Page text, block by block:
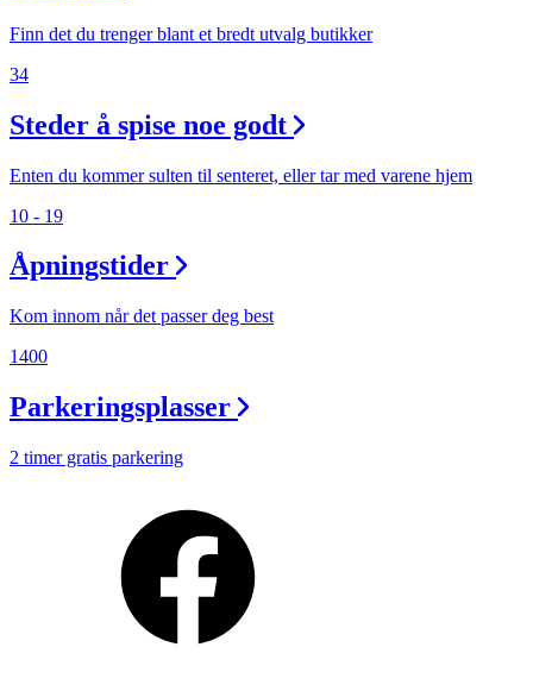
Gavekort
Finn det du trenger blant et bredt utvalg butikker
34
Steder å spise noe godt
Enten du kommer sulten til senteret, eller tar med varene hjem
10 - 19
Åpningstider
Kom innom når det passer deg best
1400
Parkeringsplasser
2 timer gratis parkering